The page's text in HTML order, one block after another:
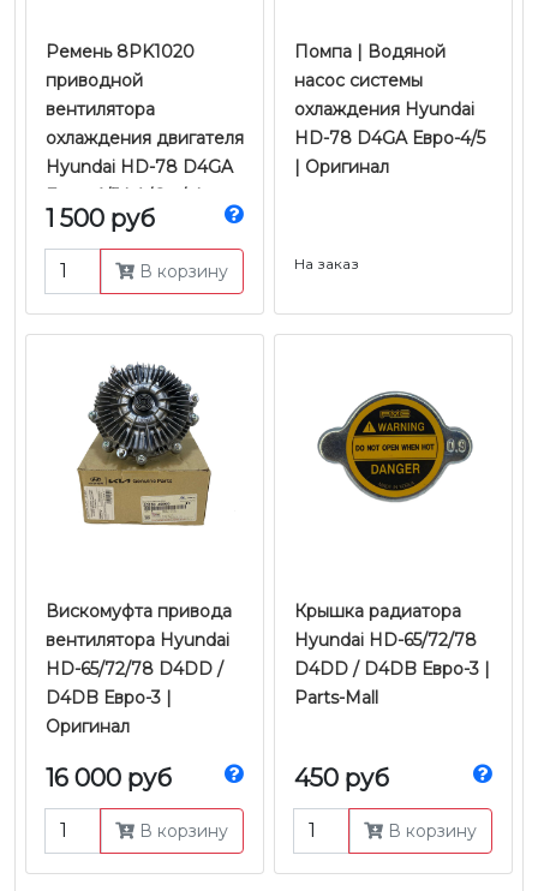
Ремень 8PK1020
приводной
вентилятора
охлаждения двигателя
Hyundai HD-78 D4GA
Евро-4/5 | A/C +/- |
Dongil
1 500 руб
В корзину
Помпа | Водяной
насос системы
охлаждения Hyundai
HD-78 D4GA Евро-4/5
| Оригинал
На заказ
Вискомуфта привода
вентилятора Hyundai
HD-65/72/78 D4DD /
D4DB Евро-3 |
Оригинал
16 000 руб
В корзину
Крышка радиатора
Hyundai HD-65/72/78
D4DD / D4DB Евро-3 |
Parts-Mall
450 руб
В корзину